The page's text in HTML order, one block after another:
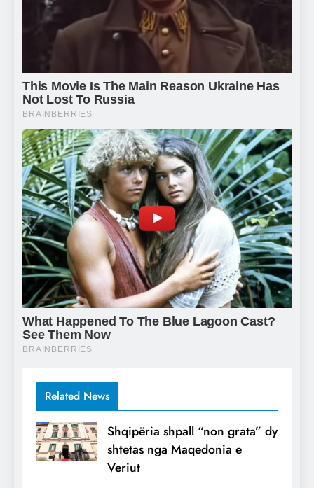
Related News
Shqipëria shpall “non grata” dy
shtetas nga Maqedonia e
Veriut